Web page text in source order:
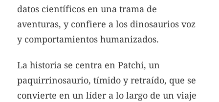
datos científicos en una trama de
aventuras, y confiere a los dinosaurios voz
y comportamientos humanizados.
La historia se centra en Patchi, un
paquirrinosaurio, tímido y retraído, que se
convierte en un líder a lo largo de un viaje